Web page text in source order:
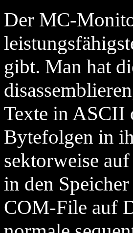
Der MC-
gibt. Man hat
Texte in ASCII
Bytefolgen in
sektorweise
in den
COM-File auf